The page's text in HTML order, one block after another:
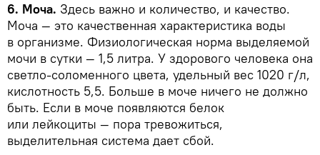
6. Моча. Здесь важно и количество, и качество.
Моча — это качественная характеристика воды
в организме. Физиологическая норма выделяемой
мочи в сутки — 1,5 литра. У здорового человека она
светло-соломенного цвета, удельный вес 1020 г/л,
кислотность 5,5. Больше в моче ничего не должно
быть. Если в моче появляются белок
или лейкоциты — пора тревожиться,
выделительная система дает сбой.